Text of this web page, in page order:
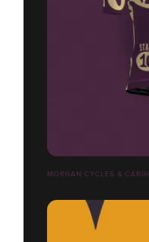
MORGAN CYCLES &